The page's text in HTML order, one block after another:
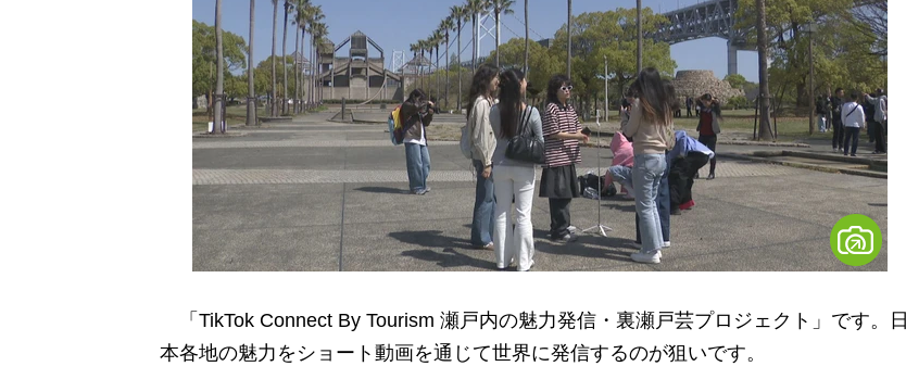
「TikTok Connect By Tourism 瀬戸内の魅力発信・裏瀬戸芸プロジェクト」です。日
本各地の魅力をショート動画を通じて世界に発信するのが狙いです。